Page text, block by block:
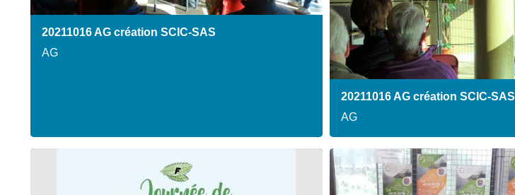
20211016 AG création SCIC-SAS
AG
20211016 AG création SCIC-SAS
AG